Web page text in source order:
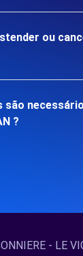
ou
são
?
- LE